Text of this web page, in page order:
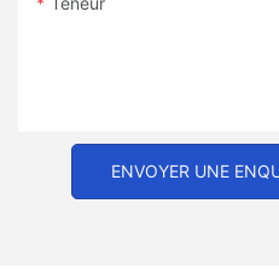
ENVOYER UNE